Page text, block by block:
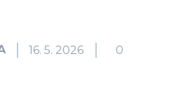
16. 5. 2026 0